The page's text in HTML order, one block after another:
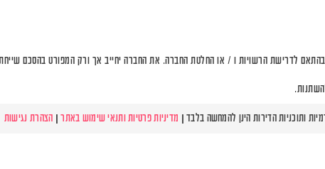
לדרישת הרשויות ו / או החלטת החברה. את החברה יחייב אך ורק המפורט בהסכם
מדיניות פרטיות ותנאי שימוש באתר| הצהרת נגישות